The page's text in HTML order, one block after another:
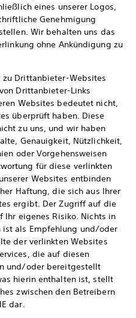
eines unserer Logos,
Genehmigung
Wir behalten uns das
ohne Ankündigung zu
zu Drittanbieter-Websites
Drittanbieter-Links
Websites bedeutet nicht,
überprüft haben. Diese
zu uns, und wir haben
Genauigkeit, Nützlichkeit,
oder Vorgehensweisen
für diese verlinkten
Websites entbinden
Haftung, die sich aus Ihrer
ergibt. Der Zugriff auf die
eigenes Risiko. Nichts in
als Empfehlung und/oder
der verlinkten Websites
die auf diesen
und/oder bereitgestellt
hierin enthalten ist, stellt
zwischen den Betreibern
dar.